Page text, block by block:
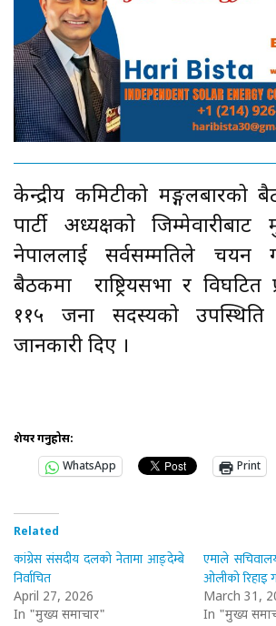
केन्द्रीय कमिटीको
पार्टी अध्यक्षको
नेपाललाई सर्वसम्मतिले चयन
बैठकमा राष्ट्रियसभा र विघटित
११५ जना सदस्यको
जानकारी दिए ।
शेयर गर्नुहोस:
WhatsApp
Print
Related
कांग्रेस संसदीय दलको नेतामा आङ्देम्बे
निर्वाचित
April 27, 2026
In "मुख्य समाचार"
एमाले
ओलीको रिहाइ
March 31,
In "मुख्य